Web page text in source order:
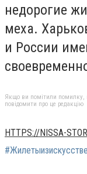
недорогие
меха.
и России
Якщо ви помітили помилку,
повідомити про це редакцію
HTTPS://NISSA-